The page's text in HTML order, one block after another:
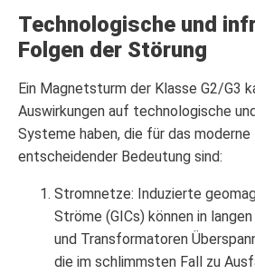
Technologische und
Folgen der Störung
Ein Magnetsturm der Klasse G2/G3
Auswirkungen auf technologische
Systeme haben, die für das moderne
entscheidender Bedeutung sind:
Stromnetze: Induzierte
Ströme (GICs) können in
und Transformatoren
die im schlimmsten Fall zu